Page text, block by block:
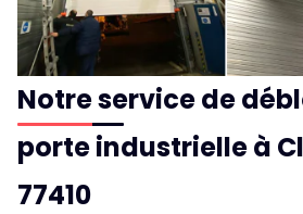
Notre service de
porte industrielle à
77410